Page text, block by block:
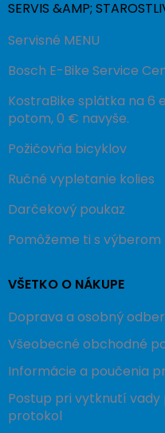
SERVIS &AMP;
Servisné MENU
Bosch E-Bike Service
KostraBike splátka na 6
potom, 0 € navyše.
Požičovňa bicyklov
Ručné vypletanie kolies
Darčekový poukaz
Pomôžeme ti s výberom
VŠETKO O NÁKUPE
Doprava a osobný odber
Všeobecné obchodné
Informácie a poučenia
Postup pri vytknutí
protokol